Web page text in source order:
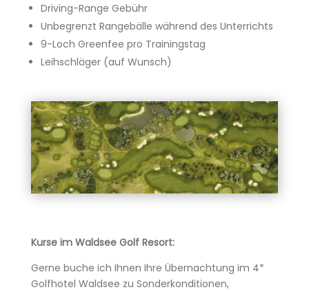
Driving-Range Gebühr
Unbegrenzt Rangebälle während des Unterrichts
9-Loch Greenfee pro Trainingstag
Leihschläger (auf Wunsch)
Kurse im Waldsee Golf Resort:
Gerne buche ich Ihnen Ihre Übernachtung im 4*
Golfhotel Waldsee zu Sonderkonditionen,